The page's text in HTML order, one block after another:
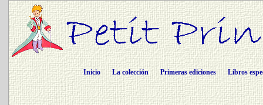
Inicio La colección Primeras ediciones Libros